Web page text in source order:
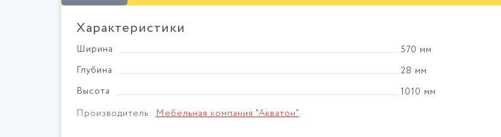
Характеристики
Ширина
570 мм
Глубина
28 мм
Высота
1010 мм
Производитель:Мебельная компания "Акватон"